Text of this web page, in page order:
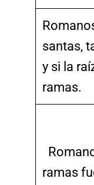
santas,
y si la
ramas.
ramas